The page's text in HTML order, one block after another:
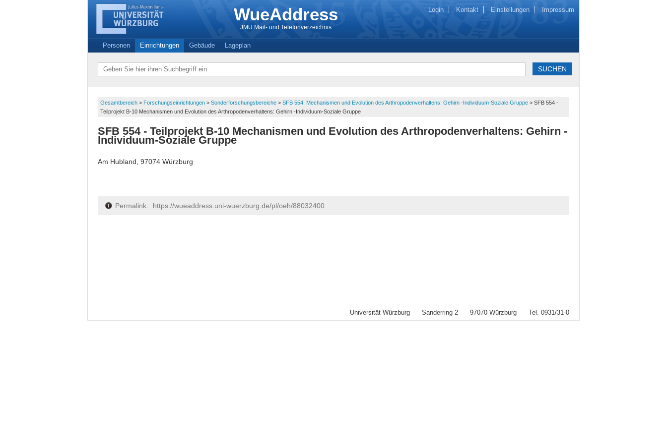
WueAddress
JMU Mail- und Telefonverzeichnis
Login Kontakt Einstellungen Impressum
Personen Einrichtungen Gebäude Lageplan
Gesamtbereich > Forschungseinrichtungen > Sonderforschungsbereiche > SFB 554: Mechanismen und Evolution des Arthropodenverhaltens: Gehirn -Individuum-Soziale Gruppe > SFB 554 -
Teilprojekt B-10 Mechanismen und Evolution des Arthropodenverhaltens: Gehirn -Individuum-Soziale Gruppe
SFB 554 - Teilprojekt B-10 Mechanismen und Evolution des Arthropodenverhaltens: Gehirn -
Individuum-Soziale Gruppe
Am Hubland, 97074 Würzburg
Permalink: https://wueaddress.uni-wuerzburg.de/pl/oeh/88032400
Universität Würzburg Sanderring 2 97070 Würzburg Tel. 0931/31-0